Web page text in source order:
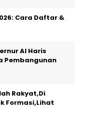
Cara Daftar &
Al Haris
Pembangunan
Rakyat,Di
Formasi,Lihat